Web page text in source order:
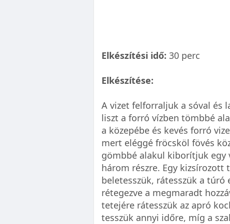
Elkészítési idő: 30 perc
Elkészítése:
A vizet felforraljuk a sóval és
liszt a forró vízben tömbbé
a közepébe és kevés forró
mert eléggé fröcsköl fövés
gömbbé alakul kiborítjuk egy
három részre. Egy kizsírozott
beletesszük, rátesszük a
rétegezve a megmaradt
tetejére rátesszük az apró
tesszük annyi időre, míg a